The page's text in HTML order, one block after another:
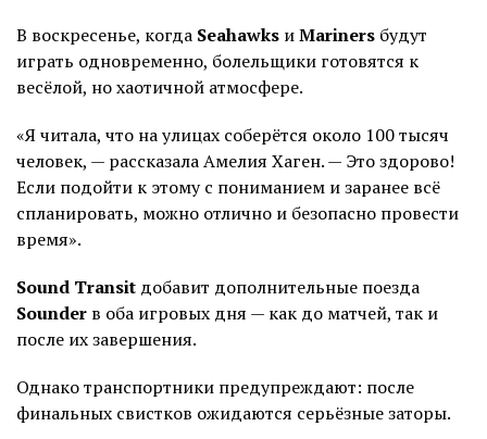
В воскресенье, когда Seahawks иMariners будут
играть одновременно, болельщики готовятся к
весёлой, но хаотичной атмосфере.
«Я читала, что на улицах соберётся около 100 тысяч
человек, — рассказала Амелия Хаген. — Это здорово!
Если подойти к этому с пониманием и заранее всё
спланировать, можно отлично и безопасно провести
время».
Sound Transit добавит дополнительные поезда
Sounder в оба игровых дня — как до матчей, так и
после их завершения.
Однако транспортники предупреждают: после
финальных свистков ожидаются серьёзные заторы.